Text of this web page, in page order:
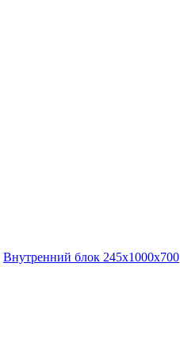
Внутренний блок 245х1000х700